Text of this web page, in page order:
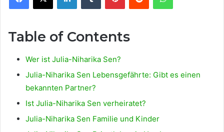
Table of Contents
Wer ist Julia-Niharika Sen?
Julia-Niharika Sen Lebensgefährte: Gibt es einen
bekannten Partner?
Ist Julia-Niharika Sen verheiratet?
Julia-Niharika Sen Familie und Kinder